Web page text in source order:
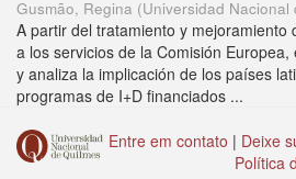
Gusmão, Regina (Universidad Nacional
A partir del tratamiento y mejoramiento
a los servicios de la Comisión
y analiza la implicación de los países
programas de I+D financiados ...
Entre em contato | Deixe
Política